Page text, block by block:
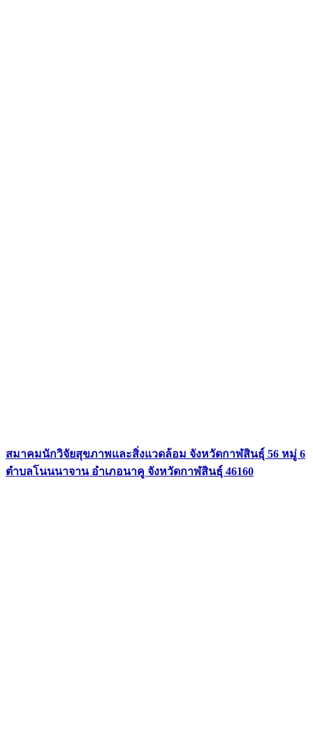
สมาคมนักวิจัยสุขภาพและสิ่งแวดล้อม จังหวัดกาฬสินธุ์ 56 หมู่ 6
ตำบลโนนนาจาน อำเภอนาคู จังหวัดกาฬสินธุ์ 46160